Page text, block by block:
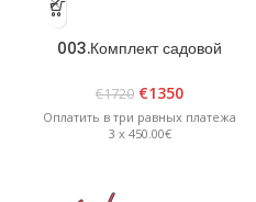
003.Комплект садовой
Коричневый
€1720 €1350
Оплатить в три равных платежа
3 x 450.00€